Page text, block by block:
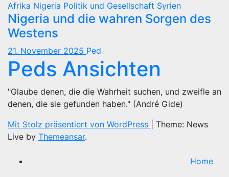
Afrika Nigeria Politik und Gesellschaft Syrien
Nigeria und die wahren Sorgen des
Westens
21. November 2025 Ped
Peds Ansichten
"Glaube denen, die die Wahrheit suchen, und zweifle an
denen, die sie gefunden haben." (André Gide)
Mit Stolz präsentiert von WordPress
Theme: News
Live by Themeansar.
Home